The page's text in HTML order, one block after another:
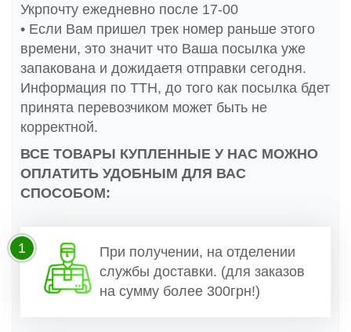
Укрпочту ежедневно после 17-00
• Если Вам пришел трек номер раньше этого
времени, это значит что Ваша посылка уже
запакована и дожидаетя отправки сегодня.
Информация по ТТН, до того как посылка бдет
принята перевозчиком может быть не
корректной.
ВСЕ ТОВАРЫ КУПЛЕННЫЕ У НАС МОЖНО
ОПЛАТИТЬ УДОБНЫМ ДЛЯ ВАС
СПОСОБОМ:
При получении, на отделении
службы доставки. (для заказов
на сумму более 300грн!)
1